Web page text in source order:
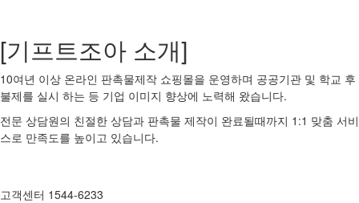
[기프트조아 소개]
10여년 이상 온라인 판촉물제작 쇼핑몰을 운영하며 공공기관 및 학교 후
불제를 실시 하는 등 기업 이미지 향상에 노력해 왔습니다.
전문 상담원의 친절한 상담과 판촉물 제작이 완료될때까지 1:1 맞춤 서비
스로 만족도를 높이고 있습니다.
고객센터 1544-6233